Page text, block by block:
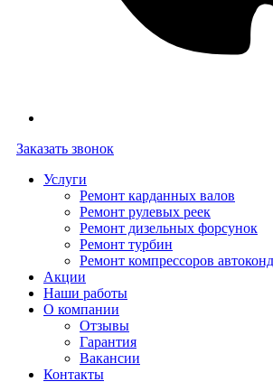
Заказать звонок
Услуги
Ремонт карданных валов
Ремонт рулевых реек
Ремонт дизельных форсунок
Ремонт турбин
Ремонт компрессоров
Акции
Наши работы
О компании
Отзывы
Гарантия
Вакансии
Контакты